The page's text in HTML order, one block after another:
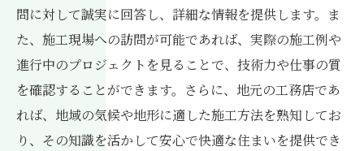
問に対して誠実に回答し、詳細な情報を提供します。ま
た、施工現場への訪問が可能であれば、実際の施工例や
進行中のプロジェクトを見ることで、技術力や仕事の質
を確認することができます。さらに、地元の工務店であ
れば、地域の気候や地形に適した施工方法を熟知してお
り、その知識を活かして安心で快適な住まいを提供でき